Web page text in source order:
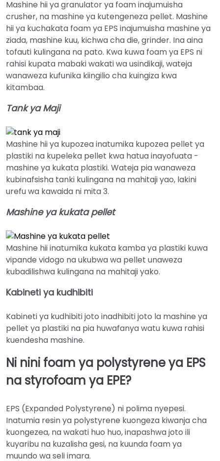
Mashine hii ya granulator ya foam inajumuisha
crusher, na mashine ya kutengeneza pellet. Mashine
hii ya kuchakata foam ya EPS inajumuisha mashine ya
ziada, mashine kuu, kichwa cha die, grinder. Ina aina
tofauti kulingana na pato. Kwa kuwa foam ya EPS ni
rahisi kupata mabaki wakati wa usindikaji, wateja
wanaweza kufunika kiingilio cha kuingiza kwa
kitambaa.
Tank ya Maji
Mashine hii ya kupozea inatumika kupozea pellet ya
plastiki na kupeleka pellet kwa hatua inayofuata -
mashine ya kukata plastiki. Wateja pia wanaweza
kubinafsisha tanki kulingana na mahitaji yao, lakini
urefu wa kawaida ni mita 3.
Mashine ya kukata pellet
Mashine hii inatumika kukata kamba ya plastiki kuwa
vipande vidogo na ukubwa wa pellet unaweza
kubadilishwa kulingana na mahitaji yako.
Kabineti ya kudhibiti
Kabineti ya kudhibiti joto inadhibiti joto la mashine ya
pellet ya plastiki na pia huwafanya watu kuwa rahisi
kuendesha mashine.
Ni nini foam ya polystyrene ya EPS
na styrofoam ya EPE?
EPS (Expanded Polystyrene) ni polima nyepesi.
Inatumia resin ya polystyrene kuongeza kiwanja cha
kuongezea, na wakati huo huo, inapashwa joto ili
kuyaribu na kuzalisha gesi, na kuunda foam ya
muundo wa seli imara.